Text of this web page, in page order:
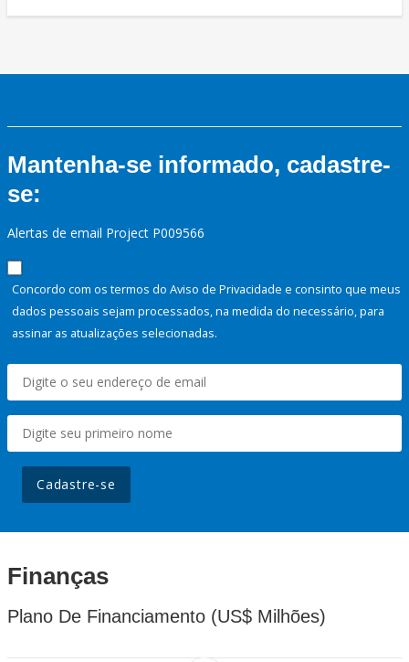
Mantenha-se informado, cadastre-
se:
Alertas de email Project P009566
Concordo com os termos do Aviso de Privacidade e consinto que meus
dados pessoais sejam processados, na medida do necessário, para
assinar as atualizações selecionadas.
Cadastre-se
Finanças
Plano De Financiamento (US$ Milhões)